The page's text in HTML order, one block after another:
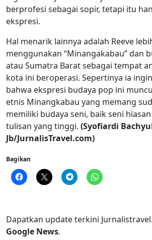
berprofesi sebagai sopir, tetapi itu
ekspresi.
Hal menarik lainnya adalah Reeve
menggunakan “Minangakabau” dan
atau Sumatra Barat sebagai tempat
kota ini beroperasi. Sepertinya ia
bahwa ekspresi budaya pop ini
etnis Minangkabau yang memang
memiliki budaya seni, baik seni
tulisan yang tinggi. (Syofiardi
Jb/JurnalisTravel.com)
Bagikan
Dapatkan update terkini
Google News.